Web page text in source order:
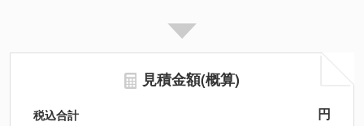
見積金額(概算)
税込合計 円